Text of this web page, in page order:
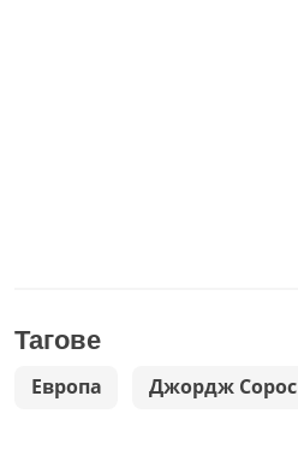
Тагове
Европа Джордж Сорос